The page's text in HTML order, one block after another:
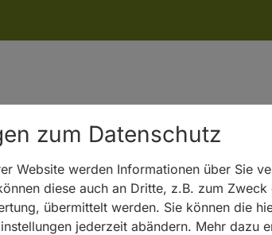
zum Datenschutz
Website werden Informationen über Sie
diese auch an Dritte, z.B. zum Zweck
übermittelt werden. Sie können die
jederzeit abändern. Mehr dazu